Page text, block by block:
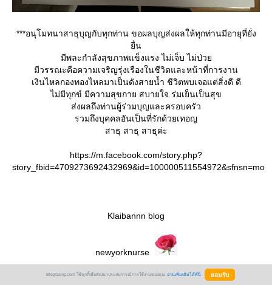
***อนุโมทนาสาธุบุญกับทุกท่าน ขอผลบุญส่งผลให้ทุกท่านมีอายุที่ยั่ง
ื่น
มีพละกำลังสุขภาพแข็งแรง ไม่เจ็บ ไม่ป่ว
มีวรรณะคือความเจริญรุ่งเรืองในชีวิตและหน้าที่การงาน
เงินไหลกองทองไหลมาเป็นดังสายน้ำ ชีวิตพบเจอแต่สิ่งดี ดี
ไม่มีทุกข์ มีความสุขกาย สบายใจ ร่มเย็นเป็นสุข
ส่งผลถึงท่านผู้ร่วมบุญและครอบครัว
รวมถึงบุคคลอันเป็นที่รักด้วยเทอญ
สาธุ สาธุ สาธุค่ะ
https://m.facebook.com/story.php?
story_fbid=4709273692432969&id=100000511554972&sfnsn=mo
Klaibannn blog
newyorknurse
BlogGang.com ใช้คุกกี้เพื่อพัฒนาประสบการณ์การใช้งานของคุณ อ่านเพิ่มเติมได้ที่นี่